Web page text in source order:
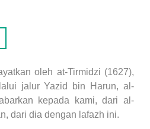
oleh at-Tirmidzi (1627),
jalur Yazid bin Harun, al-
kepada kami, dari al-
dari dia dengan lafazh ini.